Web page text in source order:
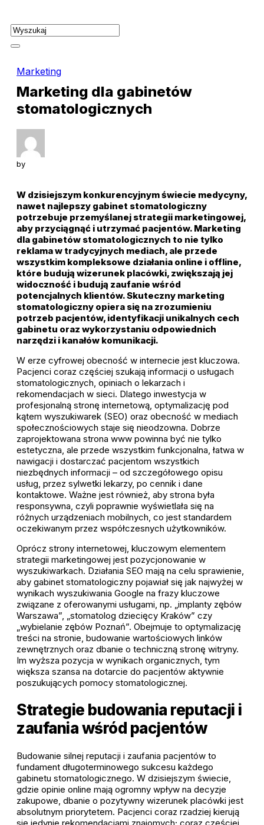
to
content
Marketing
Marketing dla gabinetów
stomatologicznych
by
W dzisiejszym konkurencyjnym świecie medycyny,
nawet najlepszy gabinet stomatologiczny
potrzebuje przemyślanej strategii marketingowej,
aby przyciągnąć i utrzymać pacjentów. Marketing
dla gabinetów stomatologicznych to nie tylko
reklama w tradycyjnych mediach, ale przede
wszystkim kompleksowe działania online i offline,
które budują wizerunek placówki, zwiększają jej
widoczność i budują zaufanie wśród
potencjalnych klientów. Skuteczny marketing
stomatologiczny opiera się na zrozumieniu
potrzeb pacjentów, identyfikacji unikalnych cech
gabinetu oraz wykorzystaniu odpowiednich
narzędzi i kanałów komunikacji.
W erze cyfrowej obecność w internecie jest kluczowa.
Pacjenci coraz częściej szukają informacji o usługach
stomatologicznych, opiniach o lekarzach i
rekomendacjach w sieci. Dlatego inwestycja w
profesjonalną stronę internetową, optymalizację pod
kątem wyszukiwarek (SEO) oraz obecność w mediach
społecznościowych staje się nieodzowna. Dobrze
zaprojektowana strona www powinna być nie tylko
estetyczna, ale przede wszystkim funkcjonalna, łatwa w
nawigacji i dostarczać pacjentom wszystkich
niezbędnych informacji – od szczegółowego opisu
usług, przez sylwetki lekarzy, po cennik i dane
kontaktowe. Ważne jest również, aby strona była
responsywna, czyli poprawnie wyświetlała się na
różnych urządzeniach mobilnych, co jest standardem
oczekiwanym przez współczesnych użytkowników.
Oprócz strony internetowej, kluczowym elementem
strategii marketingowej jest pozycjonowanie w
wyszukiwarkach. Działania SEO mają na celu sprawienie,
aby gabinet stomatologiczny pojawiał się jak najwyżej w
wynikach wyszukiwania Google na frazy kluczowe
związane z oferowanymi usługami, np. „implanty zębów
Warszawa”, „stomatolog dziecięcy Kraków” czy
„wybielanie zębów Poznań”. Obejmuje to optymalizację
treści na stronie, budowanie wartościowych linków
zewnętrznych oraz dbanie o techniczną stronę witryny.
Im wyższa pozycja w wynikach organicznych, tym
większa szansa na dotarcie do pacjentów aktywnie
poszukujących pomocy stomatologicznej.
Strategie budowania reputacji i
zaufania wśród pacjentów
Budowanie silnej reputacji i zaufania pacjentów to
fundament długoterminowego sukcesu każdego
gabinetu stomatologicznego. W dzisiejszym świecie,
gdzie opinie online mają ogromny wpływ na decyzje
zakupowe, dbanie o pozytywny wizerunek placówki jest
absolutnym priorytetem. Pacjenci coraz rzadziej kierują